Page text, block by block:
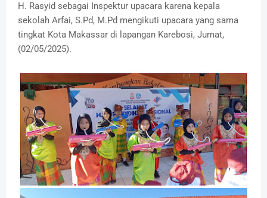
H. Rasyid sebagai Inspektur upacara karena kepala
sekolah Arfai, S.Pd, M.Pd mengikuti upacara yang sama
tingkat Kota Makassar di lapangan Karebosi, Jumat,
(02/05/2025).